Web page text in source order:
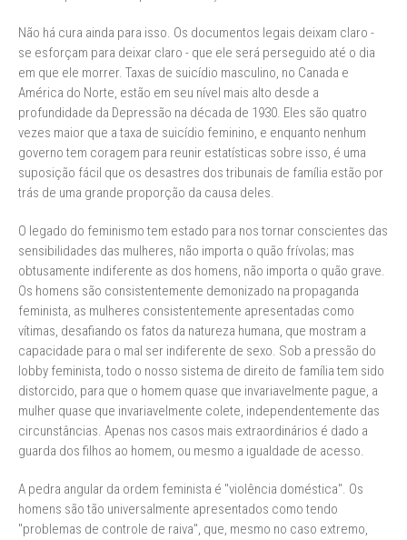
Não há cura ainda para isso. Os documentos legais deixam claro -
se esforçam para deixar claro - que ele será perseguido até o dia
em que ele morrer. Taxas de suicídio masculino, no Canada e
América do Norte, estão em seu nível mais alto desde a
profundidade da Depressão na década de 1930. Eles são quatro
vezes maior que a taxa de suicídio feminino, e enquanto nenhum
governo tem coragem para reunir estatísticas sobre isso, é uma
suposição fácil que os desastres dos tribunais de família estão por
trás de uma grande proporção da causa deles.
O legado do feminismo tem estado para nos tornar conscientes das
sensibilidades das mulheres, não importa o quão frívolas; mas
obtusamente indiferente as dos homens, não importa o quão grave.
Os homens são consistentemente demonizado na propaganda
feminista, as mulheres consistentemente apresentadas como
vítimas, desafiando os fatos da natureza humana, que mostram a
capacidade para o mal ser indiferente de sexo. Sob a pressão do
lobby feminista, todo o nosso sistema de direito de família tem sido
distorcido, para que o homem quase que invariavelmente pague, a
mulher quase que invariavelmente colete, independentemente das
circunstâncias. Apenas nos casos mais extraordinários é dado a
guarda dos filhos ao homem, ou mesmo a igualdade de acesso.
A pedra angular da ordem feminista é "violência doméstica". Os
homens são tão universalmente apresentados como tendo
"problemas de controle de raiva", que, mesmo no caso extremo,